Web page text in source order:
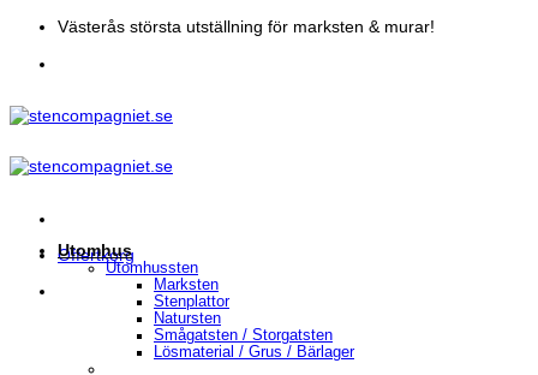
Skip
content
Västerås största utställning för marksten & murar!
Offertkorg
Utomhus
Utomhussten
Marksten
Stenplattor
Natursten
Smågatsten / Storgatsten
Lösmaterial / Grus / Bärlager